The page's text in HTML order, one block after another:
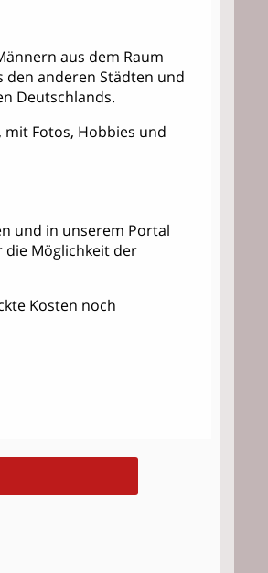
aus dem Raum
den anderen Städten und
Deutschlands.
mit Fotos, Hobbies und
und in unserem Portal
Möglichkeit der
Kosten noch